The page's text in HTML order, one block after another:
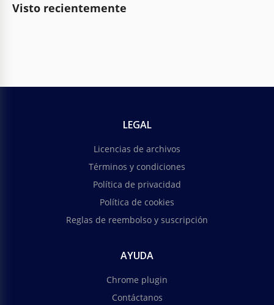
Visto recientemente
LEGAL
Licencias de archivos
Términos y condiciones
Política de privacidad
Política de cookies
Reglas de reembolso y suscripción
AYUDA
Chrome plugin
Contáctanos